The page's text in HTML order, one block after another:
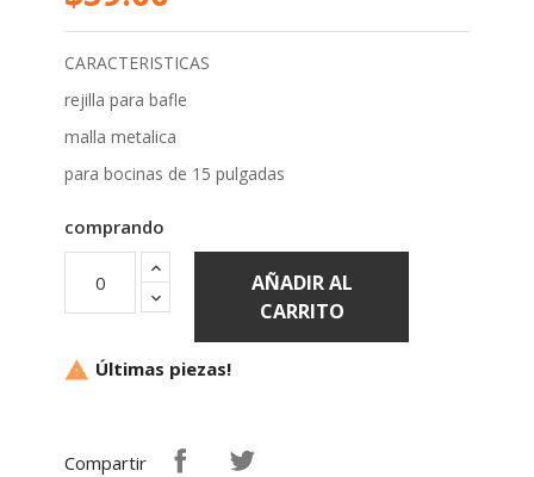
CARACTERISTICAS
rejilla para bafle
malla metalica
para bocinas de 15 pulgadas
AÑADIR AL
CARRITO
Últimas piezas!